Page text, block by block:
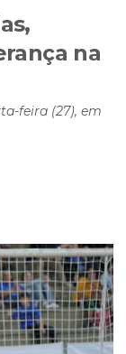
na
feira (27), em